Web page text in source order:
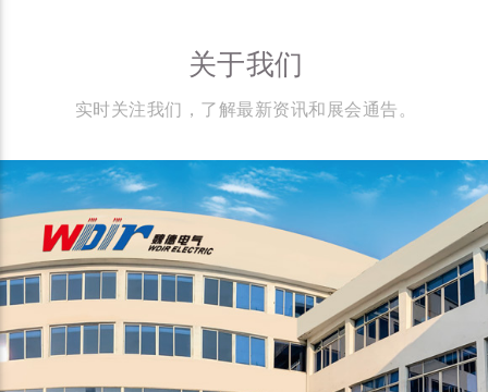
关于我们
实时关注我们，了解最新资讯和展会通告。